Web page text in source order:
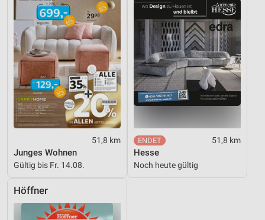
51,8 km
Junges Wohnen
Gültig bis Fr. 14.08.
51,8 km
Hesse
Noch heute gültig
Höffner